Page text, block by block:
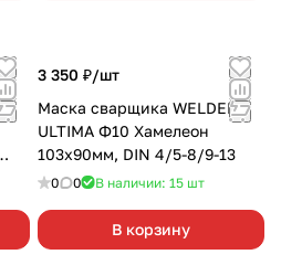
3 350 ₽/шт
Маска сварщика WELDER
ULTIMA Ф10 Хамелеон
103x90мм, DIN 4/5-8/9-13
0 0 В наличии: 15 шт
В корзину